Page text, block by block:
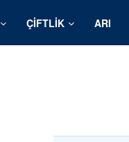
ÇIFTLIK ARI